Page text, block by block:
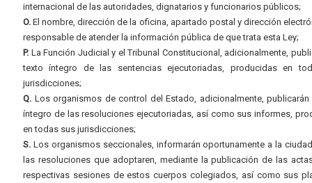
internacional de las autoridades, dignatarios y funcionarios públicos;
O. El nombre, dirección de la oficina, apartado postal y dirección
responsable de atender la información pública de que trata esta Ley;
P. La Función Judicial y el Tribunal Constitucional, adicionalmente,
texto íntegro de las sentencias ejecutoriadas, producidas en
jurisdicciones;
Q. Los organismos de control del Estado, adicionalmente, publicarán
íntegro de las resoluciones ejecutoriadas, así como sus informes,
en todas sus jurisdicciones;
S. Los organismos seccionales, informarán oportunamente a la
las resoluciones que adoptaren, mediante la publicación de las
respectivas sesiones de estos cuerpos colegiados, así como sus